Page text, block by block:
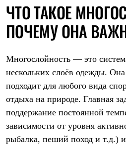
Термобелье
Теплое термобелье
Среднее термобелье
Легкое термобелье
Футболки
Толстовки
Брюки
Женская одежда
Утепленная пухом
Куртки
Жилеты
ЧТО ТАКОЕ
ПОЧЕМУ ОНА
Многослойность — это
нескольких слоёв одежды.
подходит для любого вида
отдыха на природе. Главная
поддержание постоянной
зависимости от уровня
рыбалка, пеший поход и т.д.)